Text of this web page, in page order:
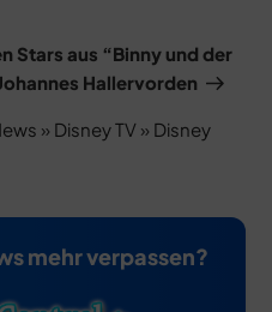
Stars aus “Binny und der
Hallervorden
» Disney TV» Disney
mehr verpassen?